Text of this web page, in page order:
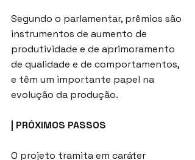
Segundo o parlamentar, prêmios são
instrumentos de aumento de
produtividade e de aprimoramento
de qualidade e de comportamentos,
e têm um importante papel na
evolução da produção.
| PRÓXIMOS PASSOS
O projeto tramita em caráter